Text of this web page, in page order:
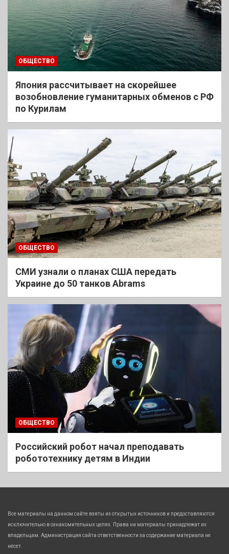
ОБЩЕСТВО
Япония рассчитывает на скорейшее
возобновление гуманитарных обменов с РФ
по Курилам
ОБЩЕСТВО
СМИ узнали о планах США передать
Украине до 50 танков Abrams
ОБЩЕСТВО
Российский робот начал преподавать
робототехнику детям в Индии
Все материалы на данном сайте взяты из открытых источников и предоставляются
исключительно в ознакомительных целях. Права на материалы принадлежат их
владельцам. Администрация сайта ответственности за содержание материала не
несет.